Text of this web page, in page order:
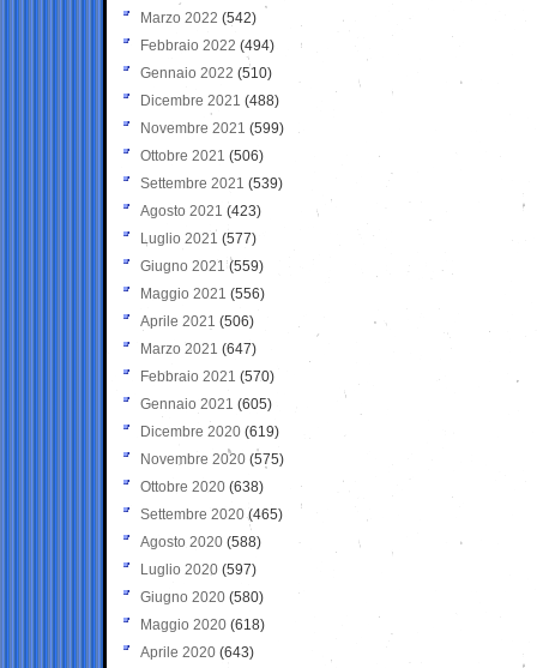
Marzo 2022 (542)
Febbraio 2022 (494)
Gennaio 2022 (510)
Dicembre 2021 (488)
Novembre 2021 (599)
Ottobre 2021 (506)
Settembre 2021 (539)
Agosto 2021 (423)
Luglio 2021 (577)
Giugno 2021(559)
Maggio 2021 (556)
Aprile 2021 (506)
Marzo 2021 (647)
Febbraio 2021 (570)
Gennaio 2021 (605)
Dicembre 2020 (619)
Novembre 2020 (575)
Ottobre 2020 (638)
Settembre 2020(465)
Agosto 2020 (588)
Luglio 2020 (597)
Giugno 2020 (580)
Maggio 2020 (618)
Aprile 2020 (643)